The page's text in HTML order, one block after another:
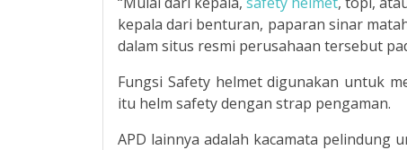
kepala dari benturan, paparan sinar
dalam situs resmi perusahaan tersebut
Fungsi Safety helmet digunakan untuk
itu helm safety dengan strap pengaman.
APD lainnya adalah kacamata pelindung